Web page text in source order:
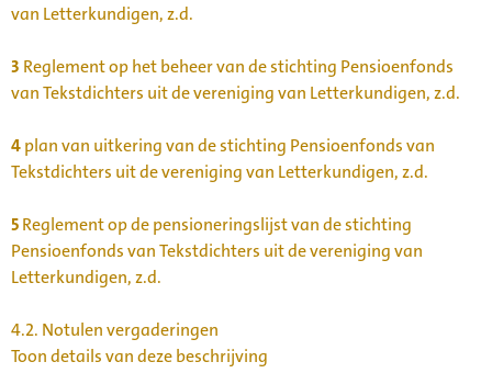
van Letterkundigen, z.d.
3 Reglement op het beheer van de stichting Pensioenfonds
van Tekstdichters uit de vereniging van Letterkundigen, z.d.
4plan van uitkering van de stichting Pensioenfonds van
Tekstdichters uit de vereniging van Letterkundigen, z.d.
5Reglement op de pensioneringslijst van de stichting
Pensioenfonds van Tekstdichters uit de vereniging van
Letterkundigen, z.d.
4.2. Notulen vergaderingen
Toon details van deze beschrijving